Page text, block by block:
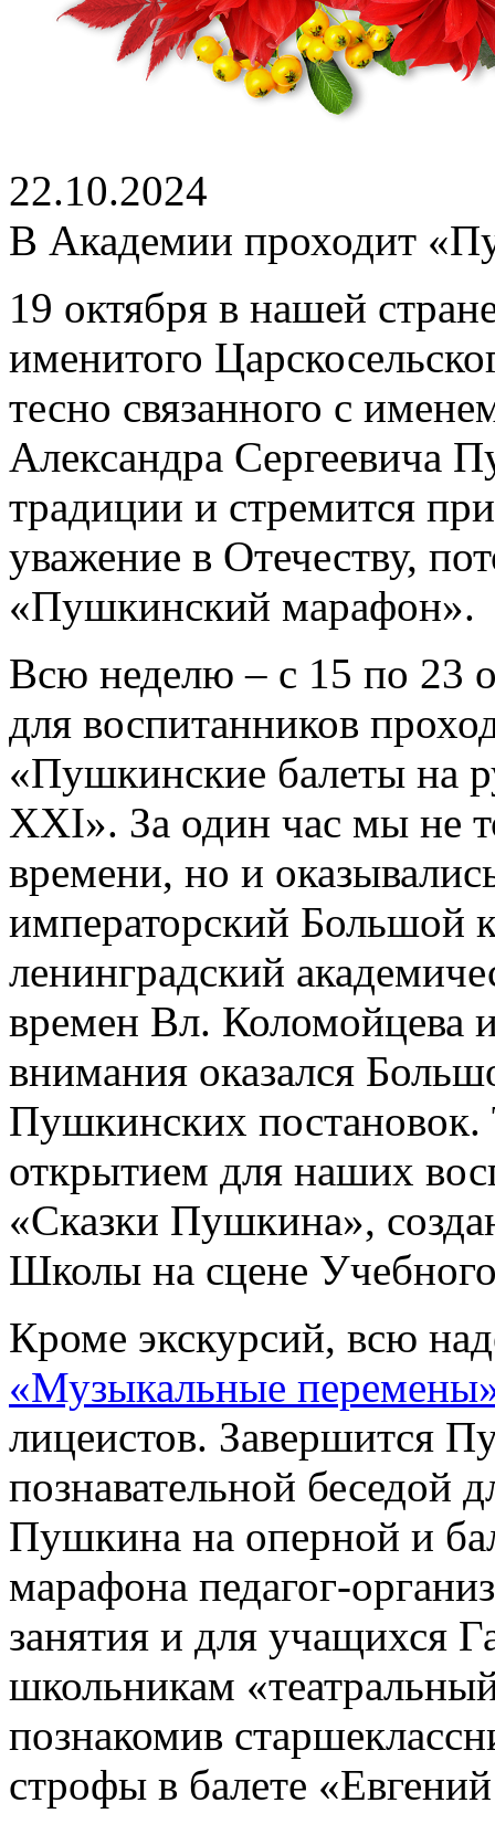
22.10.2024
В Академии проходит
19 октября в нашей
именитого
тесно связанного с
Александра Сергеевича
традиции и стремится
уважение в Отечеству,
«Пушкинский марафон».
Всю неделю – с 15 по 23
для воспитанников
«Пушкинские балеты на
XXI». За один час мы не
времени, но и
императорский Большой
ленинградский
времен Вл. Коломойцева
внимания оказался
Пушкинских
открытием для наших
«Сказки Пушкина»,
Школы на сцене Учебного
Кроме экскурсий, всю
«Музыкальные
лицеистов. Завершится
познавательной беседой
Пушкина на оперной и
марафона педагог-
занятия и для учащихся
школьникам
познакомив
строфы в балете